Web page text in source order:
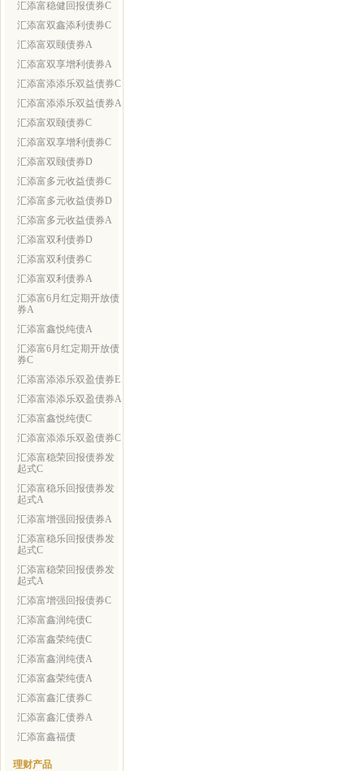
汇添富稳健回报债券C
汇添富双鑫添利债券C
汇添富双颐债券A
汇添富双享增利债券A
汇添富添添乐双益债券C
汇添富添添乐双益债券A
汇添富双颐债券C
汇添富双享增利债券C
汇添富双颐债券D
汇添富多元收益债券C
汇添富多元收益债券D
汇添富多元收益债券A
汇添富双利债券D
汇添富双利债券C
汇添富双利债券A
汇添富6月红定期开放债
券A
汇添富鑫悦纯债A
汇添富6月红定期开放债
券C
汇添富添添乐双盈债券E
汇添富添添乐双盈债券A
汇添富鑫悦纯债C
汇添富添添乐双盈债券C
汇添富稳荣回报债券发
起式C
汇添富稳乐回报债券发
起式A
汇添富增强回报债券A
汇添富稳乐回报债券发
起式C
汇添富稳荣回报债券发
起式A
汇添富增强回报债券C
汇添富鑫润纯债C
汇添富鑫荣纯债C
汇添富鑫润纯债A
汇添富鑫荣纯债A
汇添富鑫汇债券C
汇添富鑫汇债券A
汇添富鑫福债
理财产品